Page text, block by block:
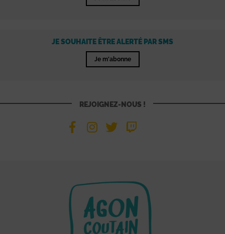
JE SOUHAITE ÊTRE ALERTÉ PAR SMS
Je m'abonne
REJOIGNEZ-NOUS !